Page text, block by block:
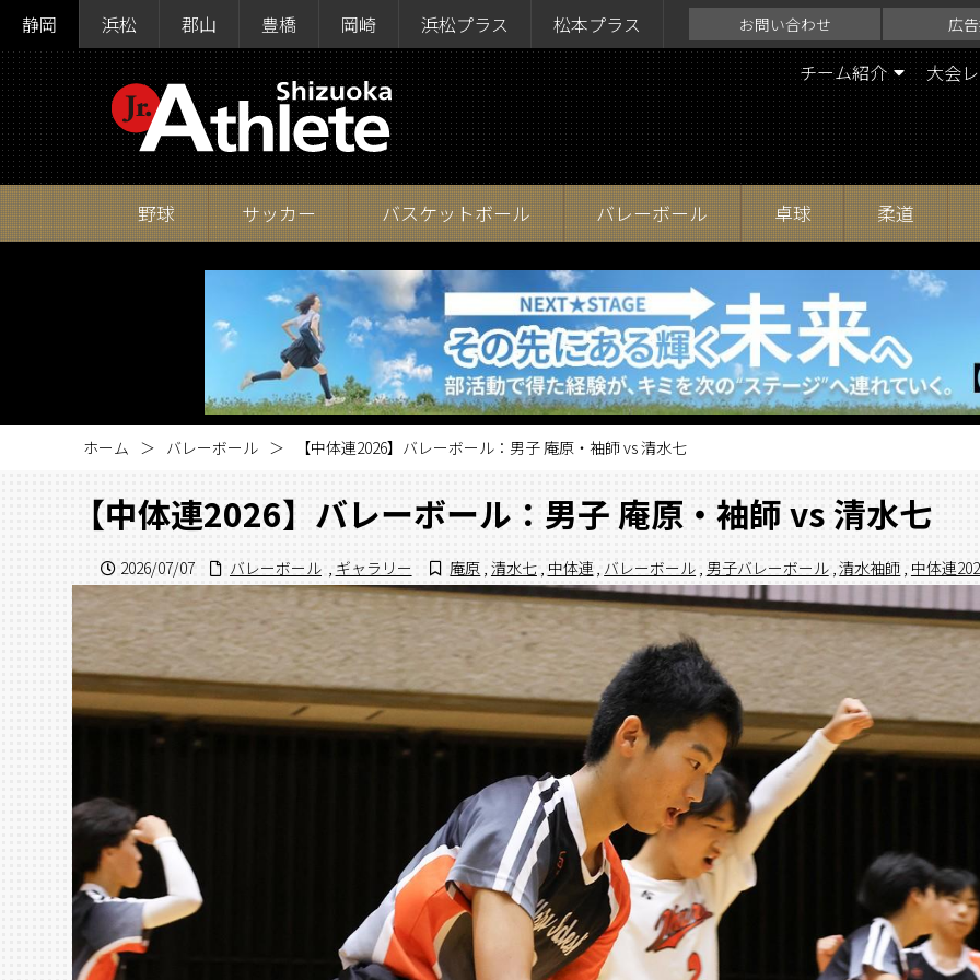
静岡 浜松 郡山 豊橋 岡崎 浜松プラス 松本プラス お問い合わせ 広
チーム紹介 大会
野球 サッカー バスケットボール バレーボール 卓球 柔道
ホーム バレーボール 【中体連2026】バレーボール：男子 庵原・袖師 vs 清水七
【中体連2026】バレーボール：男子 庵原・袖師 vs 清水七
2026/07/07 バレーボール , ギャラリー 庵原 , 清水七 , 中体連 , バレーボール , 男子バレーボール ,清水袖師 , 中体連